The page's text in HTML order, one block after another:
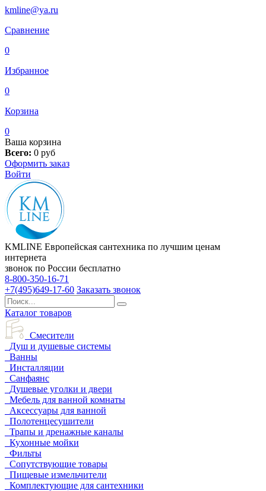
kmline@ya.ru
Сравнение
0
Избранное
0
Корзина
0
Ваша корзина
Всего: 0 руб
Оформить заказ
Войти
KMLINE Европейская сантехника по лучшим ценам
интернета
звонок по России бесплатно
8-800-350-16-71
+7(495)649-17-60 Заказать звонок
Каталог товаров
Смесители
Душ и душевые системы
Ванны
Инсталляции
Санфаянс
Душевые уголки и двери
Мебель для ванной комнаты
Аксессуары для ванной
Полотенцесушители
Трапы и дренажные каналы
Кухонные мойки
Фильты
Сопутствующие товары
Пищевые измельчители
Комплектующие для сантехники